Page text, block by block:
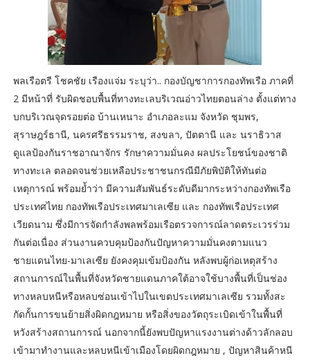
พลเรือตรี โชคชัย เรืองแจ่ม ระบุว่า.. กองบัญชาการกองทัพเรือ ภาคที่
2 มีหน้าที่ รับผิดชอบพื้นที่ทางทะเลบริเวณอ่าวไทยตอนล่าง ตั้งแต่ทาง
บกบริเวณจุดรอยต่อ บ้านเหนาะ อำเภอละแม จังหวัด ชุมพร,
สุราษฎร์ธานี, นครศรีธรรมราช, สงขลา, ปัตตานี และ นราธิวาส
ดูแลป้องกันราชอาณาจักร รักษาความมั่นคง ผลประโยชน์ของชาติ
ทางทะเล ตลอดจนช่วยเหลือประชาชนกรณีมีภัยพิบัติให้ทันต่อ
เหตุการณ์ พร้อมย้ำว่า มีความสัมพันธ์ระดับดีมากระหว่างกองทัพเรือ
ประเทศไทย กองทัพเรือประเทศมาเลเซีย และ กองทัพเรือประเทศ
เวียดนาม ซึ่งมีการจัดกำลังพลพร้อมเรือตรวจการณ์ลาดตระเวรร่วม
กันต่อเนื่อง ส่วนงานควบคุมป้องกันปัญหาความมั่นคงตามแนว
ชายแดนไทย-มาเลเซีย ยังคงคุมเข้มป้องกัน หลังพบผู้ก่อเหตุสร้าง
สถานการณ์ในพื้นที่จังหวัดชายแดนภาคใต้อาจใช้บางพื้นที่เป็นช่อง
ทางหลบหนีหรือหลบซ่อนเข้าไปในเขตประเทศมาเลเซีย รวมทั้งสะ
กัดกั้นการขนย้ายสิ่งผิดกฎหมาย หรือสิ่งของวัตถุระเบิดเข้าในพื้นที่
หวังสร้างสถานการณ์ นอกจากนี้ยังพบปัญหาแรงงานต่างด้าวลักลอบ
เข้ามาทำงานและหลบหนีเข้าเมืองโดยผิดกฎหมาย , ปัญหาสินค้าหนี